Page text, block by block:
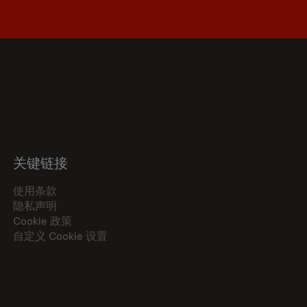
关键链接
使用条款
隐私声明
Cookie 政策
自定义 Cookie 设置